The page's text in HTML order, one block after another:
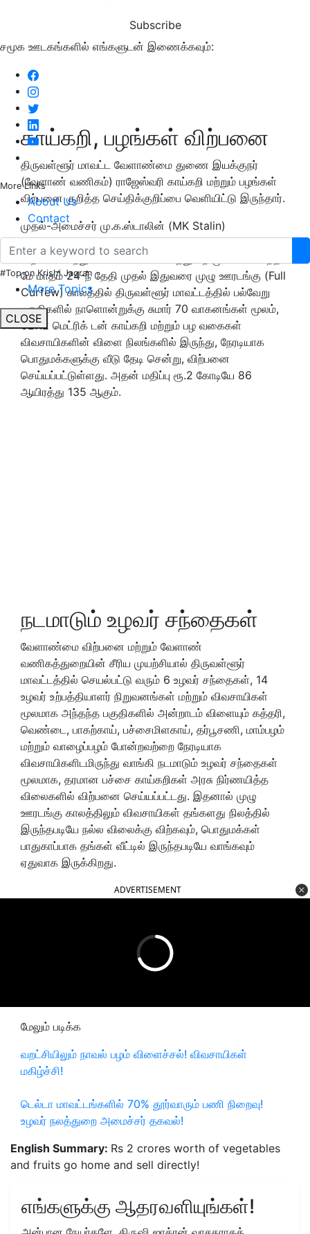
Subscribe
சமூக ஊடகங்களில் எங்களுடன் இணைக்கவும்:
More Links
About Us
Contact
#Top on Krishi Jagran
More Topics
CLOSE
காய்கறி, பழங்கள் விற்பனை
திருவள்ளூர் மாவட்ட வேளாண்மை துணை இயக்குநர்
(வேளாண் வணிகம்) ராஜேஸ்வரி காய்கறி மற்றும் பழங்கள்
விற்பனை குறித்த செய்திக்குறிப்பை வெளியிட்டு இருந்தார்.
முதல்-அமைச்சர் மு.க.ஸ்டாலின் (MK Stalin)
வழிகாட்டுதலின்படி, திருவள்ளூர் மாவட்டத்தில் வேளாண்மை
விற்பனை மற்றும் வேளாண் வணிகத்துறை மூலமாக கடந்த
மே மாதம் 24-ந் தேதி முதல் இதுவரை முழு ஊரடங்கு (Full
Curfew) காலத்தில் திருவள்ளூர் மாவட்டத்தில் பல்வேறு
பகுதிகளில் நாளொன்றுக்கு சுமார் 70 வாகனங்கள் மூலம்,
627.2 மெட்ரிக் டன் காய்கறி மற்றும் பழ வகைகள்
விவசாயிகளின் விளை நிலங்களில் இருந்து, நேரடியாக
பொதுமக்களுக்கு வீடு தேடி சென்று, விற்பனை
செய்யப்பட்டுள்ளது. அதன் மதிப்பு ரூ.2 கோடியே 86
ஆயிரத்து 135 ஆகும்.
நடமாடும் உழவர் சந்தைகள்
வேளாண்மை விற்பனை மற்றும் வேளாண்
வணிகத்துறையின் சீரிய முயற்சியால் திருவள்ளூர்
மாவட்டத்தில் செயல்பட்டு வரும் 6 உழவர் சந்தைகள், 14
உழவர் உற்பத்தியாளர் நிறுவனங்கள் மற்றும் விவசாயிகள்
மூலமாக அந்தந்த பகுதிகளில் அன்றாடம் விளையும் கத்தரி,
வெண்டை, பாகற்காய், பச்சைமிளகாய், தர்பூசணி, மாம்பழம்
மற்றும் வாழைப்பழம் போன்றவற்றை நேரடியாக
விவசாயிகளிடமிருந்து வாங்கி நடமாடும் உழவர் சந்தைகள்
மூலமாக, தரமான பச்சை காய்கறிகள் அரசு நிர்ணயித்த
விலைகளில் விற்பனை செய்யப்பட்டது. இதனால் முழு
ஊரடங்கு காலத்திலும் விவசாயிகள் தங்களது நிலத்தில்
இருந்தபடியே நல்ல விலைக்கு விற்கவும், பொதுமக்கள்
பாதுகாப்பாக தங்கள் வீட்டில் இருந்தபடியே வாங்கவும்
ஏதுவாக இருக்கிறது.
ADVERTISEMENT
மேலும் படிக்க
வறட்சியிலும் நாவல் பழம் விளைச்சல்! விவசாயிகள்
மகிழ்ச்சி!
டெல்டா மாவட்டங்களில் 70% தூர்வாரும் பணி நிறைவு!
உழவர் நலத்துறை அமைச்சர் தகவல்!
English Summary: Rs 2 crores worth of vegetables
and fruits go home and sell directly!
எங்களுக்கு ஆதரவளியுங்கள்!